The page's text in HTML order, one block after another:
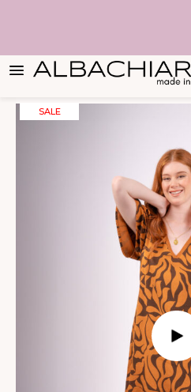
SUGERENCIAS
SALE